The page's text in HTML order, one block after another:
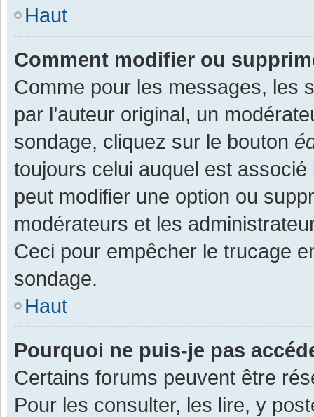
Haut
Comment modifier ou
Comme pour les messages, les
par l’auteur original, un
sondage, cliquez sur le bouton
toujours celui auquel est associé
peut modifier une option ou
modérateurs et les
Ceci pour empêcher le trucage
sondage.
Haut
Pourquoi ne puis-je pas
Certains forums peuvent être
Pour les consulter, les lire, y